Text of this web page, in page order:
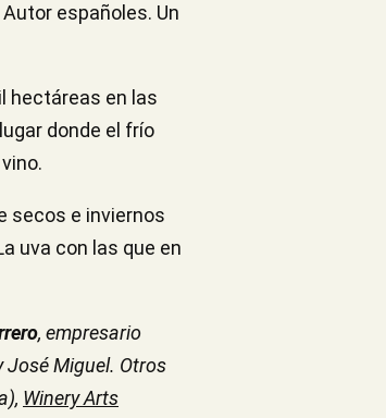
españoles. Un
hectáreas en las
donde el frío
secos e inviernos
uva con las que en
, empresario
José Miguel. Otros
Winery Arts